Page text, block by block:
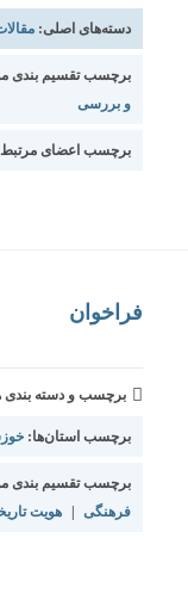
دسته‌های اصلی:
برچسب تقسیم بندی
و بررسی
برچسب اعضای
فراخوان
برچسب و دسته بندی
برچسب استان‌ها:
برچسب تقسیم بندی
فرهنگی
هویت